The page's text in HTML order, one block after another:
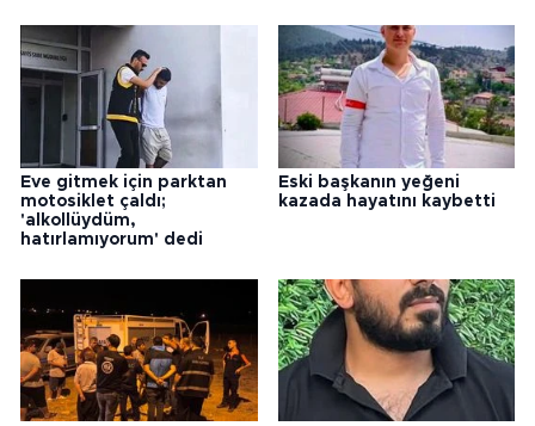
Eve gitmek için parktan
motosiklet çaldı;
'alkollüydüm,
hatırlamıyorum' dedi
Eski başkanın yeğeni
kazada hayatını kaybetti